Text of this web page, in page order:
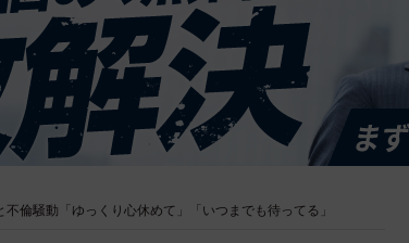
倫騒動「ゆっくり心休めて」「いつまでも待ってる」